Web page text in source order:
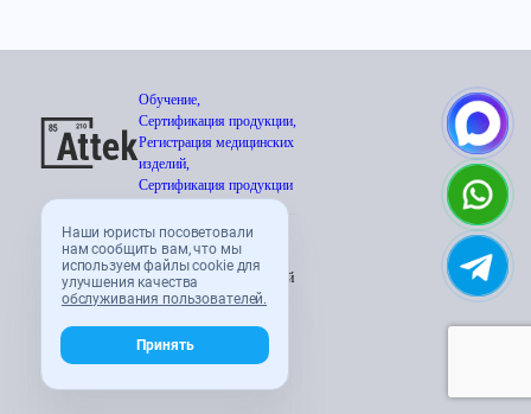
Наши юристы посоветовали
нам сообщить вам, что мы
используем файлы cookie для
улучшения качества
обслуживания пользователей.
Принять
Обучение,
Сертификация продукции,
Регистрация медицинских
изделий,
Сертификация продукции
Сертификация ТР ТС; подтверждение
соответствия; специальная оценка условий
труда; промышленная безопасность.